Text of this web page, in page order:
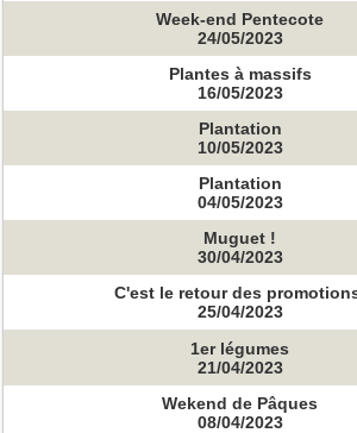
Week-end Pentecote
24/05/2023
Plantes à massifs
16/05/2023
Plantation
10/05/2023
Plantation
04/05/2023
Muguet !
30/04/2023
C'est le retour des
25/04/2023
1er légumes
21/04/2023
Wekend de Pâques
08/04/2023